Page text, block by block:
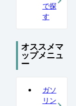
で探
す
オススメマ
ップメニュ
ー
ガソ
リン